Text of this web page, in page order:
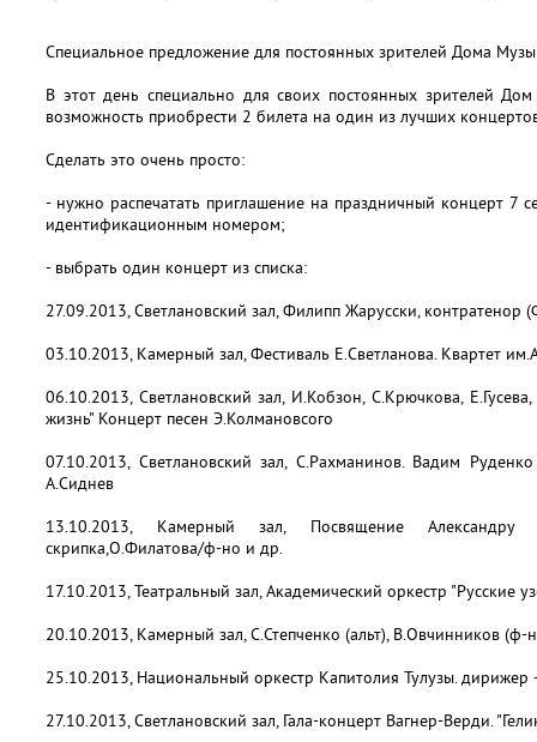
Специальное предложение для постоянных зрителей Дома
В этот день специально для своих постоянных зрителей
возможность приобрести 2 билета на один из лучших
Сделать это очень просто:
- нужно распечатать приглашение на праздничный концерт 7
идентификационным номером;
- выбрать один концерт из списка:
27.09.2013, Светлановский зал, Филипп Жарусски, контратенор
03.10.2013, Камерный зал, Фестиваль Е.Светланова. Квартет
06.10.2013, Светлановский зал, И.Кобзон, С.Крючкова,
жизнь" Концерт песен Э.Колмановсого
07.10.2013, Светлановский зал, С.Рахманинов. Вадим
А.Сиднев
13.10.2013, Камерный зал, Посвящение
скрипка,О.Филатова/ф-но и др.
17.10.2013, Театральный зал, Академический оркестр "Русские
20.10.2013, Камерный зал, С.Степченко (альт), В.Овчинников (ф-
25.10.2013, Национальный оркестр Капитолия Тулузы.
27.10.2013, Светлановский зал, Гала-концерт Вагнер-Верди.